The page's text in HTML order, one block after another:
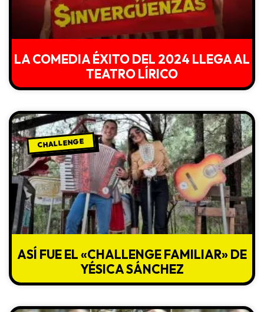
LA COMEDIA ÉXITO DEL 2024 LLEGA AL
TEATRO LÍRICO
CHALLENGE
ASÍ FUE EL «CHALLENGE FAMILIAR» DE
YÉSICA SÁNCHEZ